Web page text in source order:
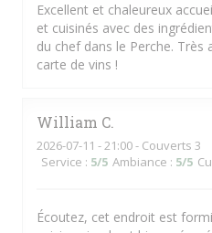
Excellent et chaleureux
et cuisinés avec des
du chef dans le Perche.
carte de vins !
William C
2026-07-11 - 21:00 - Couverts 3
Service : 5/5 Ambiance : 5/5
Écoutez, cet endroit est